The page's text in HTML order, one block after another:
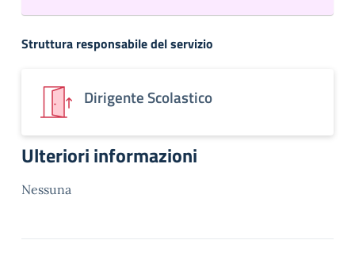
Struttura responsabile del servizio
Dirigente Scolastico
Ulteriori informazioni
Nessuna